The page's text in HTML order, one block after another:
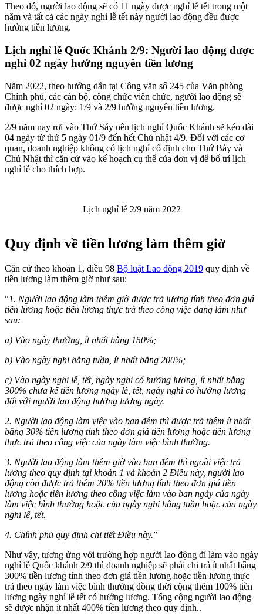
Theo đó, người lao động sẽ có 11 ngày được nghỉ lễ tết trong một
năm và tất cả các ngày nghỉ lễ tết này người lao động đều được
hưởng tiền lương.
Lịch nghỉ lễ Quốc Khánh 2/9: Người lao động được
nghỉ 02 ngày hưởng nguyên tiền lương
Năm 2022, theo hướng dẫn tại Công văn số 245 của Văn phòng
Chính phủ, các cán bộ, công chức viên chức, người lao động sẽ
được nghỉ 02 ngày: 1/9 và 2/9 hưởng nguyên tiền lương.
2/9 năm nay rơi vào Thứ Sáy nên lịch nghỉ Quốc Khánh sẽ kéo dài
04 ngày từ thứ 5 ngày 01/9 đến hết Chủ nhật 4/9. Đối với các cơ
quan, doanh nghiệp không có lịch nghỉ cố định cho Thứ Bảy và
Chủ Nhật thì căn cứ vào kế hoạch cụ thể của đơn vị để bố trí lịch
nghỉ lễ cho thích hợp.
Lịch nghỉ lễ 2/9 năm 2022
Quy định về tiền lương làm thêm giờ
Căn cứ theo khoản 1, điều 98 Bộ luật Lao động 2019 quy định về
tiền lương làm thêm giờ như sau:
“1. Người lao động làm thêm giờ được trả lương tính theo đơn giá
tiền lương hoặc tiền lương thực trả theo công việc đang làm như
sau:
a) Vào ngày thường, ít nhất bằng 150%;
b) Vào ngày nghỉ hằng tuần, ít nhất bằng 200%;
c) Vào ngày nghỉ lễ, tết, ngày nghỉ có hưởng lương, ít nhất bằng
300% chưa kể tiền lương ngày lễ, tết, ngày nghỉ có hưởng lương
đối với người lao động hưởng lương ngày.
2. Người lao động làm việc vào ban đêm thì được trả thêm ít nhất
bằng 30% tiền lương tính theo đơn giá tiền lương hoặc tiền lương
thực trả theo công việc của ngày làm việc bình thường.
3. Người lao động làm thêm giờ vào ban đêm thì ngoài việc trả
lương theo quy định tại khoản 1 và khoản 2 Điều này, người lao
động còn được trả thêm 20% tiền lương tính theo đơn giá tiền
lương hoặc tiền lương theo công việc làm vào ban ngày của ngày
làm việc bình thường hoặc của ngày nghỉ hằng tuần hoặc của ngày
nghỉ lễ, tết.
4. Chính phủ quy định chi tiết Điều này.”
Như vậy, tương ứng với trường hợp người lao động đi làm vào ngày
nghỉ lễ Quốc khánh 2/9 thì doanh nghiệp sẽ phải chi trả ít nhất bằng
300% tiền lương tính theo đơn giá tiền lương hoặc tiền lương thực
trả theo ngày làm việc bình thường đồng thời cộng thêm 100% tiền
lương ngày nghỉ lễ tết có hưởng lương. Tổng cộng người lao động
sẽ được nhận ít nhất 400% tiền lương theo quy định..